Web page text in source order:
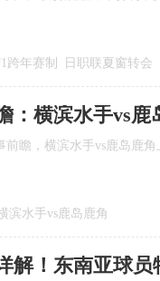
跨年赛制
日职联夏窗转会
：横滨水手vs鹿
前瞻，横滨水手vs鹿岛鹿
滨水手vs鹿岛鹿角
解！东南亚球员